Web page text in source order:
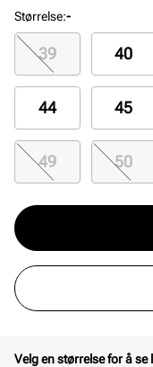
Farge: Desert Dust
Størrelse:-
39 40
44 45
49 50
Velg en størrelse for å